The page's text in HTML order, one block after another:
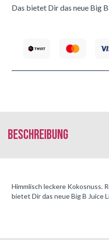
Das bietet Dir das neue Big
Beschreibung
Himmlisch leckere Kokosnuss.
bietet Dir das neue Big B Juice